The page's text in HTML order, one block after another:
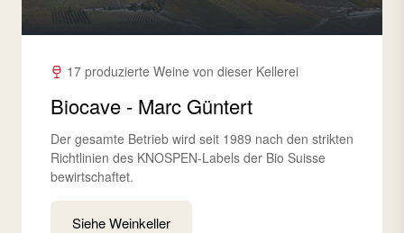
17 produzierte Weine von dieser Kellerei
Biocave - Marc Güntert
Der gesamte Betrieb wird seit 1989 nach den strikten
Richtlinien des KNOSPEN-Labels der Bio Suisse
bewirtschaftet.
Siehe Weinkeller